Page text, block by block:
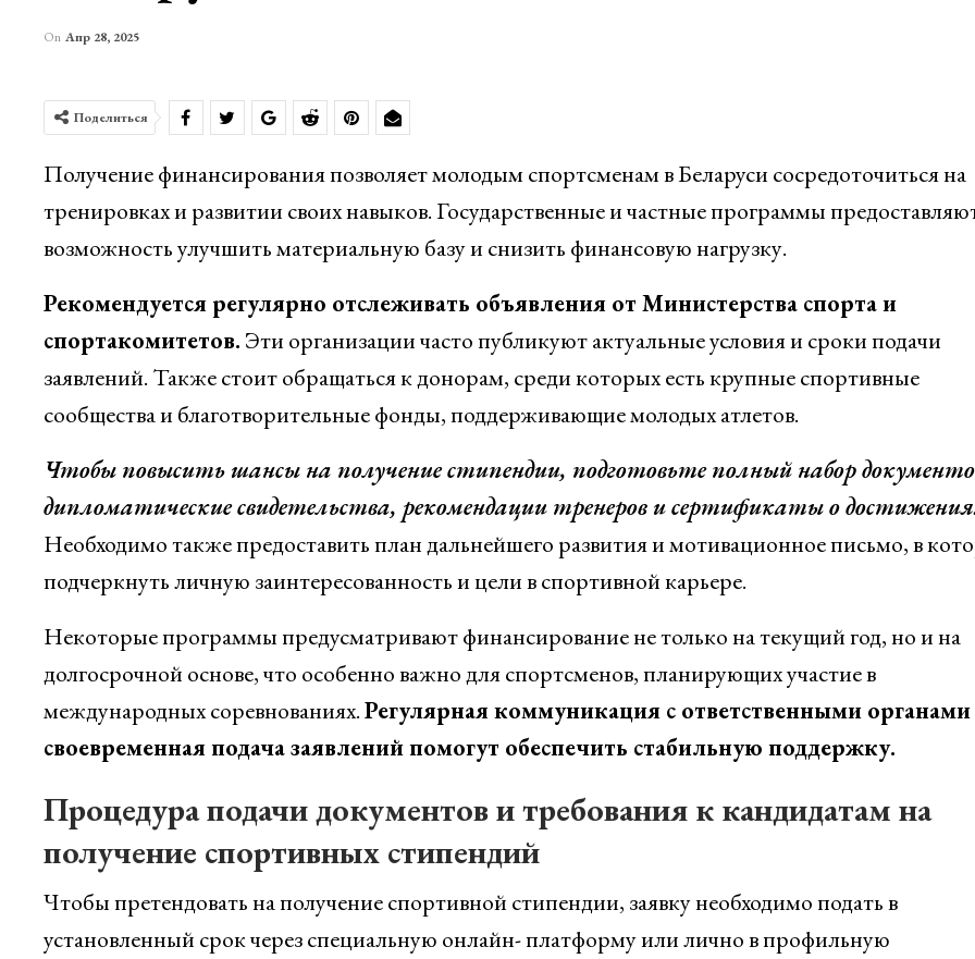
On Апр 28, 2025
Поделиться
Получение финансирования позволяет молодым спортсменам в Беларуси сосредоточиться на
тренировках и развитии своих навыков. Государственные и частные программы
возможность улучшить материальную базу и снизить финансовую нагрузку.
Рекомендуется регулярно отслеживать объявления от Министерства спорта и
спортакомитетов. Эти организации часто публикуют актуальные условия и сроки подачи
заявлений. Также стоит обращаться к донорам, среди которых есть крупные спортивные
сообщества и благотворительные фонды, поддерживающие молодых атлетов.
Чтобы повысить шансы на получение стипендии, подготовьте полный набор
дипломатические свидетельства, рекомендации тренеров и сертификаты о
Необходимо также предоставить план дальнейшего развития и мотивационное письмо, в
подчеркнуть личную заинтересованность и цели в спортивной карьере.
Некоторые программы предусматривают финансирование не только на текущий год, но и на
долгосрочной основе, что особенно важно для спортсменов, планирующих участие в
международных соревнованиях.Регулярная коммуникация с ответственными
своевременная подача заявлений помогут обеспечить стабильную поддержку.
Процедура подачи документов и требования к кандидатам на
получение спортивных стипендий
Чтобы претендовать на получение спортивной стипендии, заявку необходимо подать в
установленный срок через специальную онлайн- платформу или лично в профильную